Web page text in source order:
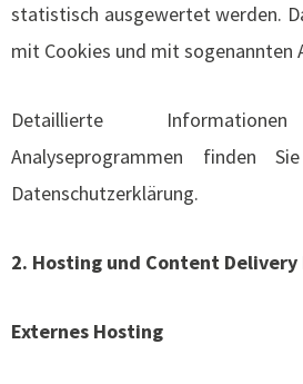
statistisch ausgewertet werden.
mit Cookies und mit sogenannten
Detaillierte
Analyseprogrammen finden
Datenschutzerklärung.
2. Hosting und Content Delivery
Externes Hosting